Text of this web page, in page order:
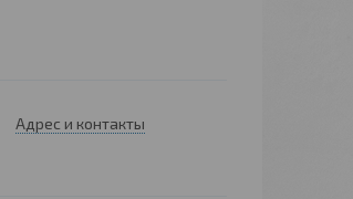
Адрес и контакты